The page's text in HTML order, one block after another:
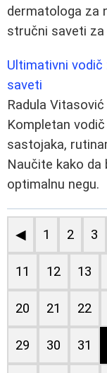
dermatologa za
stručni saveti za
Ultimativni vodič
saveti
Radula Vitasović
Kompletan
sastojaka,
Naučite kako
optimalnu negu.
◀ 1 2 3
11 12 13
20 21 22
29 30 31